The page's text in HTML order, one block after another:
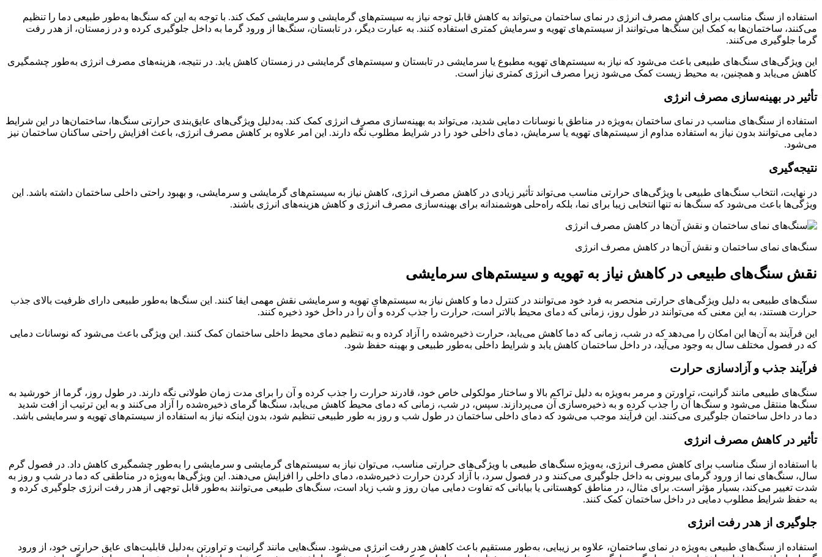
استفاده از سنگ مناسب برای کاهش مصرف انرژی در نمای ساختمان می‌تواند به کاهش قابل توجه نیاز به سیستم‌های گرمایشی و سرمایشی کمک کند. با توجه به این که سنگ‌ها به‌طور طبیعی دما را تنظیم
می‌کنند، ساختمان‌ها به کمک این سنگ‌ها می‌توانند از سیستم‌های تهویه و سرمایش کمتری استفاده کنند. به عبارت دیگر، در تابستان، سنگ‌ها از ورود گرما به داخل جلوگیری کرده و در زمستان، از هدر رفت
گرما جلوگیری می‌کنند.
این ویژگی‌های سنگ‌های طبیعی باعث می‌شود که نیاز به سیستم‌های تهویه مطبوع یا سرمایشی در تابستان و سیستم‌های گرمایشی در زمستان کاهش یابد. در نتیجه، هزینه‌های مصرف انرژی به‌طور چشمگیری
کاهش می‌یابد و همچنین، به محیط زیست کمک می‌شود زیرا مصرف انرژی کمتری نیاز است.
تأثیر در بهینه‌سازی مصرف انرژی
استفاده از سنگ‌های مناسب در نمای ساختمان به‌ویژه در مناطق با نوسانات دمایی شدید، می‌تواند به بهینه‌سازی مصرف انرژی کمک کند. به‌دلیل ویژگی‌های عایق‌بندی حرارتی سنگ‌ها، ساختمان‌ها در این شرایط
دمایی می‌توانند بدون نیاز به استفاده مداوم از سیستم‌های تهویه یا سرمایش، دمای داخلی خود را در شرایط مطلوب نگه دارند. این امر علاوه بر کاهش مصرف انرژی، باعث افزایش راحتی ساکنان ساختمان نیز
می‌شود.
نتیجه‌گیری
در نهایت، انتخاب سنگ‌های طبیعی با ویژگی‌های حرارتی مناسب می‌تواند تأثیر زیادی در کاهش مصرف انرژی، کاهش نیاز به سیستم‌های گرمایشی و سرمایشی، و بهبود راحتی داخلی ساختمان داشته باشد. این
ویژگی‌ها باعث می‌شود که سنگ‌ها نه تنها انتخابی زیبا برای نما، بلکه راه‌حلی هوشمندانه برای بهینه‌سازی مصرف انرژی و کاهش هزینه‌های انرژی باشند.
سنگ‌های نمای ساختمان و نقش آن‌ها در کاهش مصرف انرژی
نقش سنگ‌های طبیعی در کاهش نیاز به تهویه و سیستم‌های سرمایشی
سنگ‌های طبیعی به دلیل ویژگی‌های حرارتی منحصر به فرد خود می‌توانند در کنترل دما و کاهش نیاز به سیستم‌های تهویه و سرمایشی نقش مهمی ایفا کنند. این سنگ‌ها به‌طور طبیعی دارای ظرفیت بالای جذب
حرارت هستند، به این معنی که می‌توانند در طول روز، زمانی که دمای محیط بالاتر است، حرارت را جذب کرده و آن را در داخل خود ذخیره کنند.
این فرآیند به آن‌ها این امکان را می‌دهد که در شب، زمانی که دما کاهش می‌یابد، حرارت ذخیره‌شده را آزاد کرده و به تنظیم دمای محیط داخلی ساختمان کمک کنند. این ویژگی باعث می‌شود که نوسانات دمایی
که در فصول مختلف سال به وجود می‌آید، در داخل ساختمان کاهش یابد و شرایط داخلی به‌طور طبیعی و بهینه حفظ شود.
فرآیند جذب و آزادسازی حرارت
سنگ‌های طبیعی مانند گرانیت، تراورتن و مرمر به‌ویژه به دلیل تراکم بالا و ساختار مولکولی خاص خود، قادرند حرارت را جذب کرده و آن را برای مدت زمان طولانی نگه دارند. در طول روز، گرما از خورشید به
سنگ‌ها منتقل می‌شود و سنگ‌ها آن را جذب کرده و به ذخیره‌سازی آن می‌پردازند. سپس، در شب، زمانی که دمای محیط کاهش می‌یابد، سنگ‌ها گرمای ذخیره‌شده را آزاد می‌کنند و به این ترتیب از افت شدید
دما در داخل ساختمان جلوگیری می‌کنند. این فرآیند موجب می‌شود که دمای داخلی ساختمان در طول شب و روز به طور طبیعی تنظیم شود، بدون اینکه نیاز به استفاده از سیستم‌های تهویه و سرمایشی باشد.
تأثیر در کاهش مصرف انرژی
با استفاده از سنگ مناسب برای کاهش مصرف انرژی، به‌ویژه سنگ‌های طبیعی با ویژگی‌های حرارتی مناسب، می‌توان نیاز به سیستم‌های گرمایشی و سرمایشی را به‌طور چشمگیری کاهش داد. در فصول گرم
سال، سنگ‌های نما از ورود گرمای بیرونی به داخل جلوگیری می‌کنند و در فصول سرد، با آزاد کردن حرارت ذخیره‌شده، دمای داخلی را افزایش می‌دهند. این ویژگی‌ها به‌ویژه در مناطقی که دما در شب و روز به
شدت تغییر می‌کند، بسیار مؤثر است. برای مثال، در مناطق کوهستانی یا بیابانی که تفاوت دمایی میان روز و شب زیاد است، سنگ‌های طبیعی می‌توانند به‌طور قابل توجهی از هدر رفت انرژی جلوگیری کرده و
به حفظ شرایط مطلوب دمایی در داخل ساختمان کمک کنند.
جلوگیری از هدر رفت انرژی
استفاده از سنگ‌های طبیعی به‌ویژه در نمای ساختمان، علاوه بر زیبایی، به‌طور مستقیم باعث کاهش هدر رفت انرژی می‌شود. سنگ‌هایی مانند گرانیت و تراورتن به‌دلیل قابلیت‌های عایق حرارتی خود، از ورود